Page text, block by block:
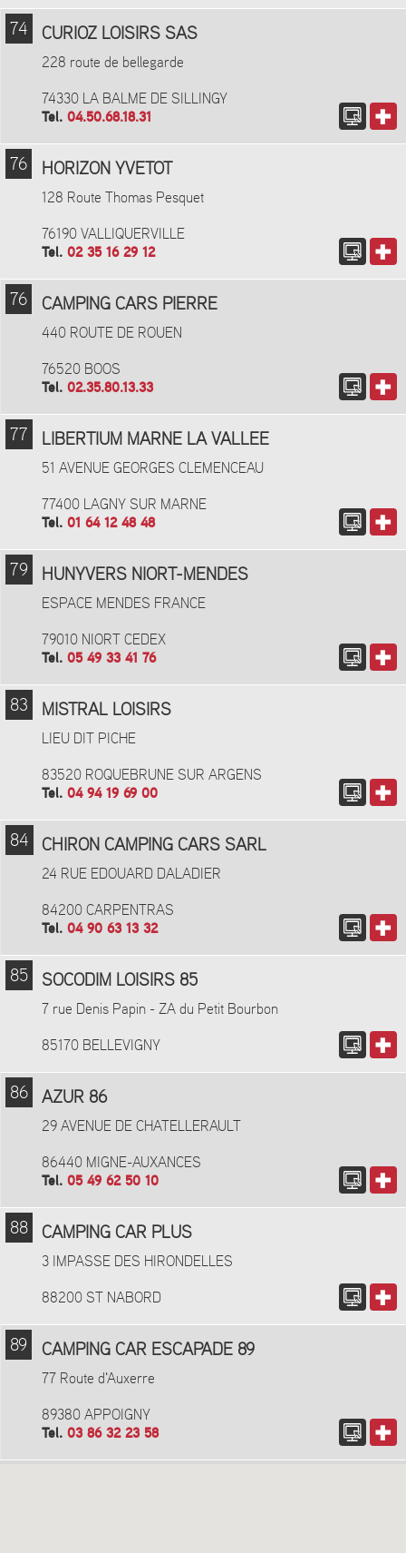
74 CURIOZ LOISIRS SAS
228 route de bellegarde
74330 LA BALME DE SILLINGY
Tel. 04.50.68.18.31
76 HORIZON YVETOT
128 Route Thomas Pesquet
76190 VALLIQUERVILLE
Tel. 02 35 16 29 12
76 CAMPING CARS PIERRE
440 ROUTE DE ROUEN
76520 BOOS
Tel. 02.35.80.13.33
77 LIBERTIUM MARNE LA VALLEE
51 AVENUE GEORGES CLEMENCEAU
77400 LAGNY SUR MARNE
Tel. 01 64 12 48 48
79 HUNYVERS NIORT-MENDES
ESPACE MENDES FRANCE
79010 NIORT CEDEX
Tel. 05 49 33 41 76
83 MISTRAL LOISIRS
LIEU DIT PICHE
83520 ROQUEBRUNE SUR ARGENS
Tel. 04 94 19 69 00
84 CHIRON CAMPING CARS SARL
24 RUE EDOUARD DALADIER
84200 CARPENTRAS
Tel. 04 90 63 13 32
85 SOCODIM LOISIRS 85
7 rue Denis Papin - ZA du Petit Bourbon
85170 BELLEVIGNY
86 AZUR 86
29 AVENUE DE CHATELLERAULT
86440 MIGNE-AUXANCES
Tel. 05 49 62 50 10
88 CAMPING CAR PLUS
3 IMPASSE DES HIRONDELLES
88200 ST NABORD
89 CAMPING CAR ESCAPADE 89
77 Route d'Auxerre
89380 APPOIGNY
Tel. 03 86 32 23 58